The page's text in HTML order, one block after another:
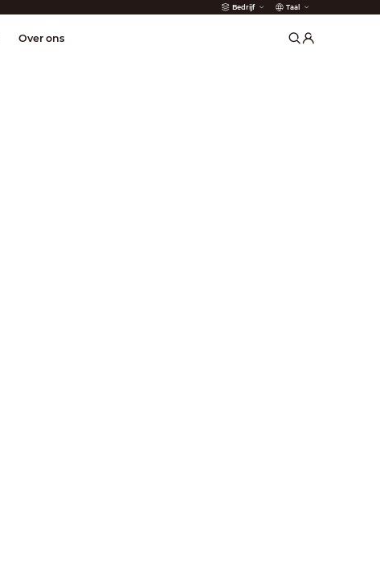
Bedrijf Taal
Over ons